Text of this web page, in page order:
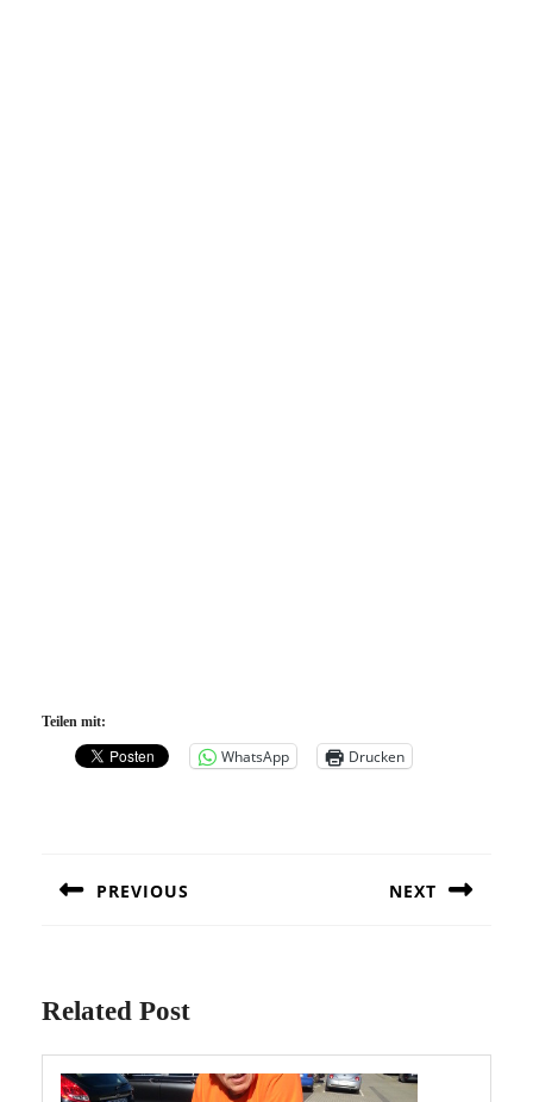
Teilen mit:
WhatsApp Drucken
PREVIOUS NEXT
Related Post